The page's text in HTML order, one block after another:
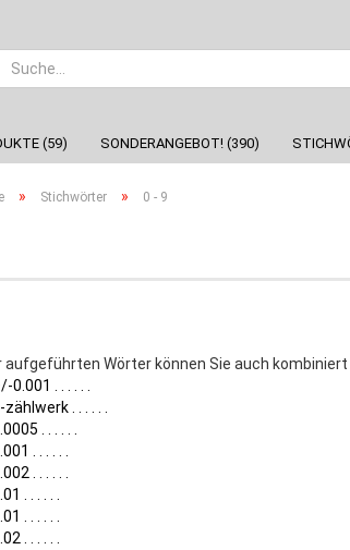
(59) SONDERANGEBOT! (390)
» Stichwörter » 0 - 9
aufgeführten Wörter können Sie auch
0.001 . . . . . .
zählwerk . . . . . .
. . . . . .
. . . . . .
. . . . . .
. . . . . .
. . . . . .
. . . . . .